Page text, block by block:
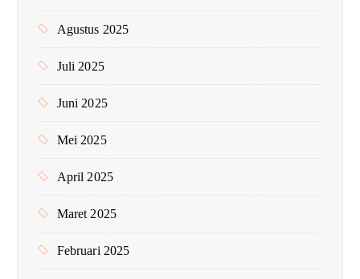
Agustus 2025
Juli 2025
Juni 2025
Mei 2025
April 2025
Maret 2025
Februari 2025